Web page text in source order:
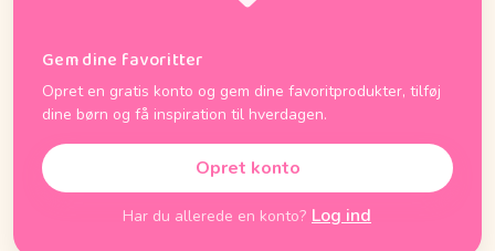
Gem dine favoritter
Opret en gratis konto og gem dine favoritprodukter, tilføj
dine børn og få inspiration til hverdagen.
Opret konto
Har du allerede en konto? Log ind